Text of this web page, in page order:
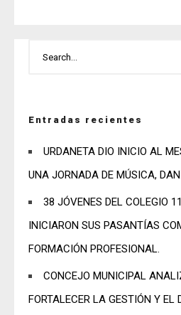
Entradas recientes
URDANETA DIO INICIO AL
UNA JORNADA DE MÚSICA,
38 JÓVENES DEL COLEGIO
INICIARON SUS PASANTÍAS
FORMACIÓN PROFESIONAL.
CONCEJO MUNICIPAL
FORTALECER LA GESTIÓN Y EL